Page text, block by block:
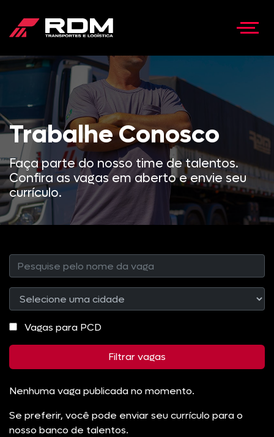
Trabalhe Conosco
Faça parte do nosso time de talentos.
Confira as vagas em aberto e envie seu
currículo.
Vagas para PCD
Filtrar vagas
Nenhuma vaga publicada no momento.
Se preferir, você pode enviar seu currículo para o
nosso banco de talentos.